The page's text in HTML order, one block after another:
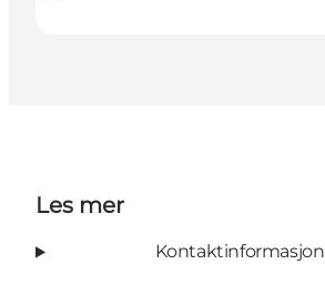
Les mer
Kontaktinformasjon